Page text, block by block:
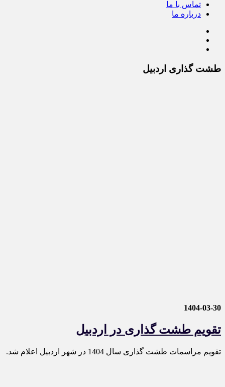
تماس با ما
درباره ما
طشت گذاری اردبیل
1404-03-30
تقویم طشت گذاری در اردبیل
تقویم مراسمات طشت گذاری سال 1404 در شهر اردبیل اعلام شد.